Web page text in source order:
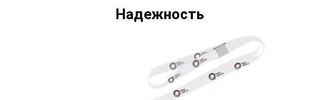
Надежность